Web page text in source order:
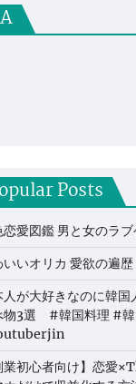
Posts
恋愛図鑑 男と女のラ
いいオリカ 愛欲の遍歴
人が大好きなのに韓
物3選 #韓国料理 #韓
業初心者向け】恋愛